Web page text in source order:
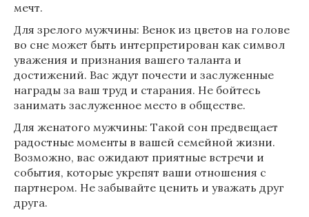
мечт.
Для зрелого мужчины: Венок из цветов на голове
во сне может быть интерпретирован как символ
уважения и признания вашего таланта и
достижений. Вас ждут почести и заслуженные
награды за ваш труд и старания. Не бойтесь
занимать заслуженное место в обществе.
Для женатого мужчины: Такой сон предвещает
радостные моменты в вашей семейной жизни.
Возможно, вас ожидают приятные встречи и
события, которые укрепят ваши отношения с
партнером. Не забывайте ценить и уважать друг
друга.